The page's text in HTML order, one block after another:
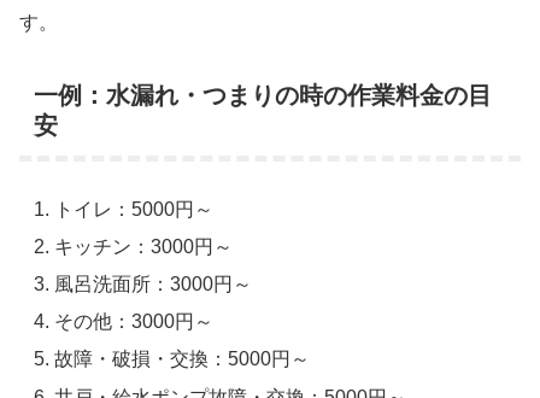
す。
一例：水漏れ・つまりの時の作業料金の目
安
トイレ：5000円～
キッチン：3000円～
風呂洗面所：3000円～
その他：3000円～
故障・破損・交換：5000円～